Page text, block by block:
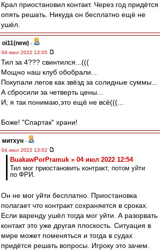
Крал приостановил контакт. Через год придётся
опять решать. Никуда он бесплатно ещё не
ушёл.
oi11(new) -
04 июл 2022 13:05
Тил за 4??? свинтился...(((
Мощно наш клуб обобрали...
Покупали легов как звёзд за солидные суммы...
А сбросили за четверть цены...
И, я так понимаю,это ещё не всё(((...
Боже! "Спартак" храни!
митхун -
04 июл 2022 13:02
BuakawPorPramuk » 04 июл 2022 12:54
Тил мог приостановить контракт, потом уйти
по ФРИ.
Он не мог уйти бесплатно. Приостановка
полагает что контракт сохраняется в сроках.
Если варенду ушёл тогда мог уйти. А разорвать
контакт это уже другая плоскость. Ситуация в
мире может поменяться и тогда в судах
придётся решать вопросы. Игроку это зачем.